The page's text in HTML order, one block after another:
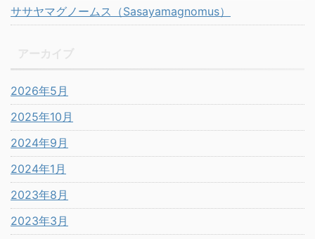
ササヤマグノームス（Sasayamagnomus）
2026年5月
2025年10月
2024年9月
2024年1月
2023年8月
2023年3月